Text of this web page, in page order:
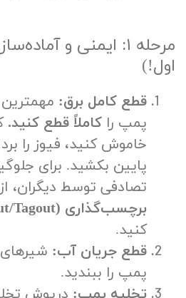
مرحله ۱: ایمنی و
اول!)
قطع کامل برق:
پمپ را کاملاً قطع کنید.
خاموش کنید، فیوز را
پایین بکشید. برای
تصادفی توسط دیگران،
برچسب‌گذاری (Lockout/Tagout)
کنید.
قطع جریان آب:
پمپ را ببندید.